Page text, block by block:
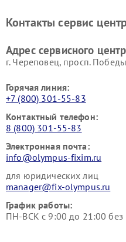
Контакты сервис
Адрес сервисного
г. Череповец, просп.
Горячая линия:
+7 (800) 301-55-83
Контактный телефон:
8 (800) 301-55-83
Электронная почта:
info@olympus-fixim.ru
для юридических лиц
manager@fix-olympus.ru
График работы:
ПН-ВСК с 9:00 до 21:00